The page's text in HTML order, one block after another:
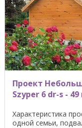
Проект
Szyper 6 dr-s -
Характеристика
одной семьи,